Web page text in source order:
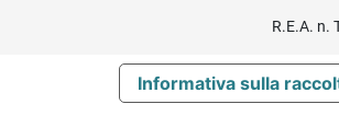
R.E.A. n.
Informativa sulla